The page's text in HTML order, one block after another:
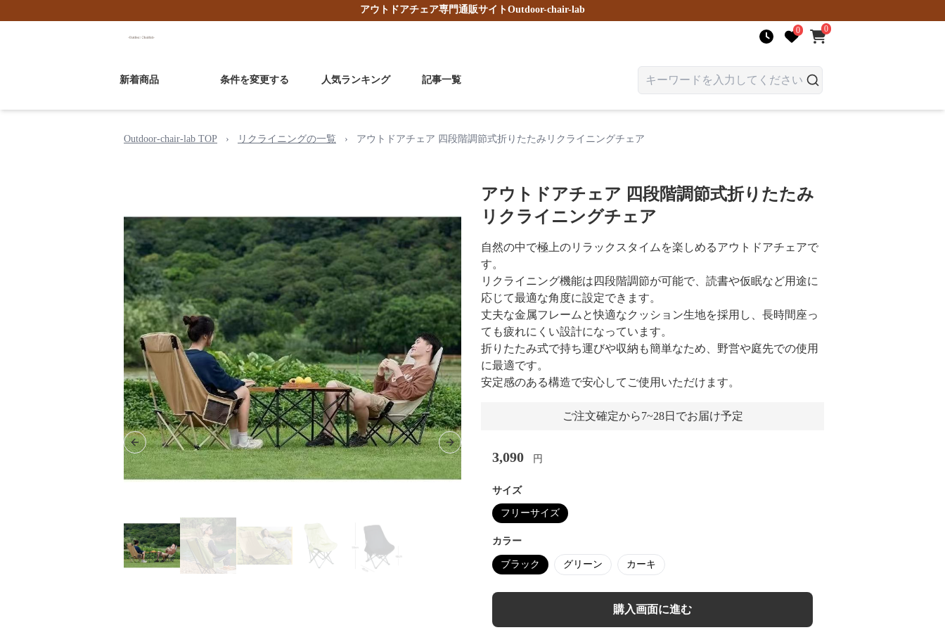
アウトドアチェア専門通販サイトOutdoor-chair-lab
0 0
新着商品 条件を変更する 人気ランキング 記事一覧
Outdoor-chair-lab TOP › リクライニングの一覧 › アウトドアチェア 四段階調節式折りたたみリクライニングチェア
Previous slide Next slide
アウトドアチェア 四段階調節式折りたたみ
リクライニングチェア
自然の中で極上のリラックスタイムを楽しめるアウトドアチェアで
す。
リクライニング機能は四段階調節が可能で、読書や仮眠など用途に
応じて最適な角度に設定できます。
丈夫な金属フレームと快適なクッション生地を採用し、長時間座っ
ても疲れにくい設計になっています。
折りたたみ式で持ち運びや収納も簡単なため、野営や庭先での使用
に最適です。
安定感のある構造で安心してご使用いただけます。
ご注文確定から7~28日でお届け予定
3,090 円
サイズ
フリーサイズ
カラー
ブラック グリーン カーキ
購入画面に進む